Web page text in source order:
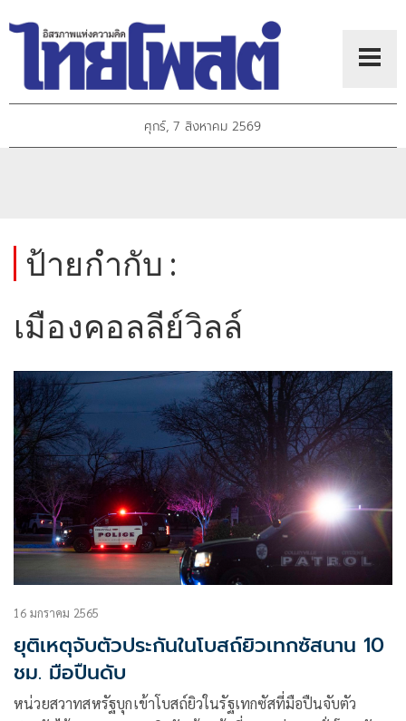
ศุกร์, 7 สิงหาคม 2569
ป้ายกำกับ :
เมืองคอลลีย์วิลล์
16 มกราคม 2565
ยุติเหตุจับตัวประกันในโบสถ์ยิวเทกซัสนาน 10
ชม. มือปืนดับ
หน่วยสวาทสหรัฐบุกเข้าโบสถ์ยิวในรัฐเทกซัสที่มือปืนจับตัว